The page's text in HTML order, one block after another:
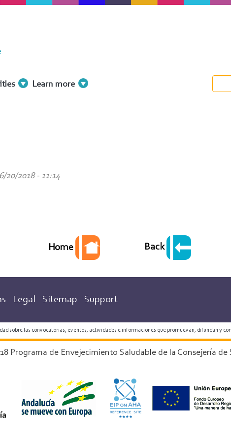
Learn more
20/2018 - 11:14
Home Back
Legal Sitemap Support
sobre las convocatorias, eventos, actividades e informaciones que promuevan, difundan y
Programa de Envejecimiento Saludable de la Consejería de